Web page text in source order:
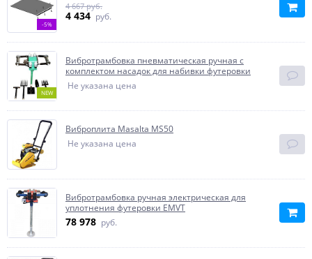
-5%
4 434 руб.
4 667 руб.
NEW
Вибротрамбовка пневматическая ручная с
комплектом насадок для набивки футеровки
Не указана цена
Виброплита Masalta MS50
Не указана цена
Вибротрамбовка ручная электрическая для
уплотнения футеровки EMVT
78 978 руб.